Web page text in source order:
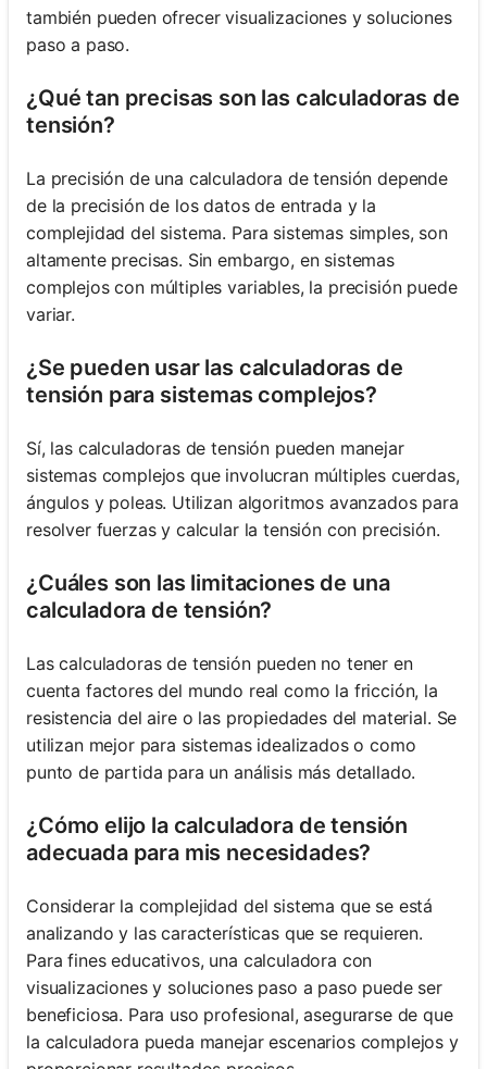
también pueden ofrecer visualizaciones y soluciones
paso a paso.
¿Qué tan precisas son las calculadoras de
tensión?
La precisión de una calculadora de tensión depende
de la precisión de los datos de entrada y la
complejidad del sistema. Para sistemas simples, son
altamente precisas. Sin embargo, en sistemas
complejos con múltiples variables, la precisión puede
variar.
¿Se pueden usar las calculadoras de
tensión para sistemas complejos?
Sí, las calculadoras de tensión pueden manejar
sistemas complejos que involucran múltiples cuerdas,
ángulos y poleas. Utilizan algoritmos avanzados para
resolver fuerzas y calcular la tensión con precisión.
¿Cuáles son las limitaciones de una
calculadora de tensión?
Las calculadoras de tensión pueden no tener en
cuenta factores del mundo real como la fricción, la
resistencia del aire o las propiedades del material. Se
utilizan mejor para sistemas idealizados o como
punto de partida para un análisis más detallado.
¿Cómo elijo la calculadora de tensión
adecuada para mis necesidades?
Considerar la complejidad del sistema que se está
analizando y las características que se requieren.
Para fines educativos, una calculadora con
visualizaciones y soluciones paso a paso puede ser
beneficiosa. Para uso profesional, asegurarse de que
la calculadora pueda manejar escenarios complejos y